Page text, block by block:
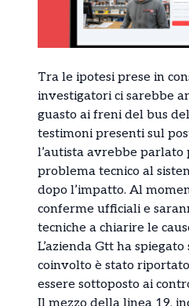
Tra le ipotesi prese in
investigatori ci sarebbe
guasto ai freni del bus
testimoni presenti sul
l’autista avrebbe
problema tecnico al
dopo l’impatto. Al
conferme ufficiali e
tecniche a chiarire le
L’azienda Gtt ha
coinvolto è stato
essere sottoposto ai